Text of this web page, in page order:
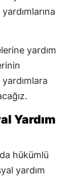
yardım
Yardım
hükümlü
yardım